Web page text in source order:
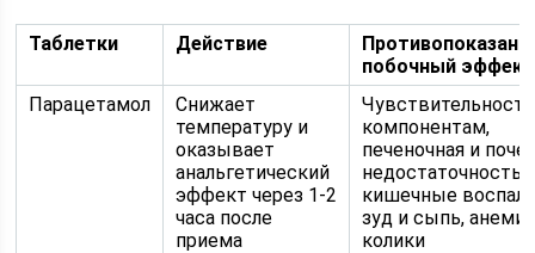
Таблетки Действие
побочный эффект
Парацетамол
Снижает
температуру и
оказывает
анальгетический
эффект через 1-2
часа после
приема
компонентам,
печеночная и
недостаточность,
кишечные
зуд и сыпь,
колики